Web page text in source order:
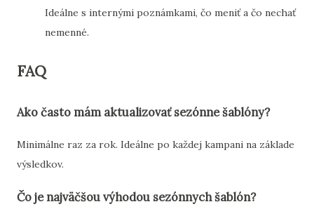
Ideálne s internými poznámkami, čo meniť a čo nechať
nemenné.
FAQ
Ako často mám aktualizovať sezónne šablóny?
Minimálne raz za rok. Ideálne po každej kampani na základe
výsledkov.
Čo je najväčšou výhodou sezónnych šablón?